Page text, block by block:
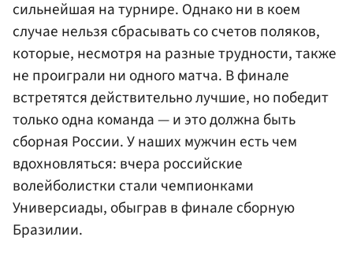
сильнейшая на турнире. Однако ни в коем
случае нельзя сбрасывать со счетов поляков,
которые, несмотря на разные трудности, также
не проиграли ни одного матча. В финале
встретятся действительно лучшие, но победит
только одна команда — и это должна быть
сборная России. У наших мужчин есть чем
вдохновляться: вчера российские
волейболистки стали чемпионками
Универсиады, обыграв в финале сборную
Бразилии.